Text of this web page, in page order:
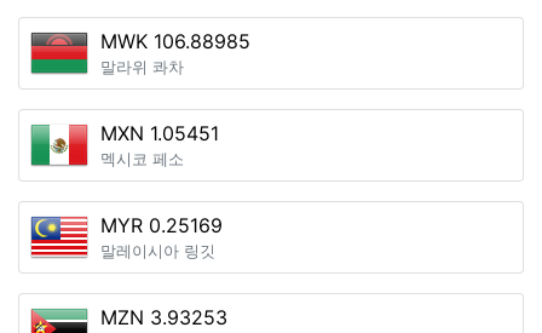
MWK 106.88985
말라위 콰차
MXN 1.05451
멕시코 페소
MYR 0.25169
말레이시아 링깃
MZN 3.93253